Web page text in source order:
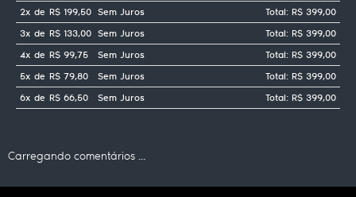
2x de R$ 199,50 Sem Juros
Total: R$ 399,00
3x de R$ 133,00 Sem Juros
Total: R$ 399,00
4x de R$ 99,75 Sem Juros
Total: R$ 399,00
5x de R$ 79,80 Sem Juros
Total: R$ 399,00
6x de R$ 66,50 Sem Juros Total: R$ 399,00
Carregando comentários ...